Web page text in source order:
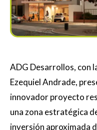
ADG Desarrollos, con
Ezequiel Andrade,
innovador proyecto
una zona estratégica
inversión aproximada